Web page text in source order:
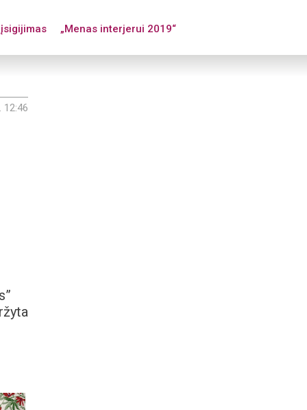
„Menas interjerui 2019“
12:46